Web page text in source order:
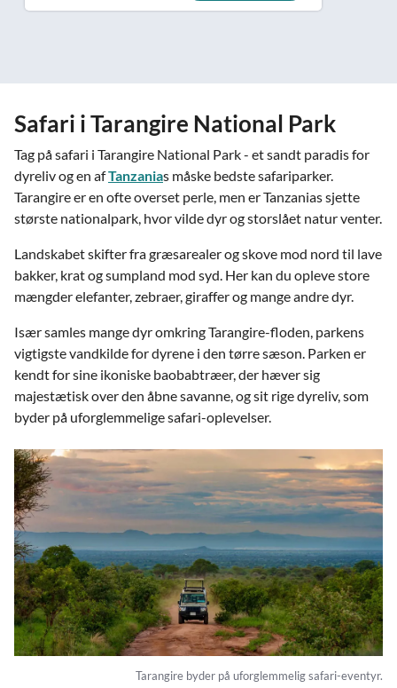
Safari i Tarangire National Park
Tag på safari i Tarangire National Park - et sandt paradis for
dyreliv og en afTanzanias måske bedste safariparker.
Tarangire er en ofte overset perle, men er Tanzanias sjette
største nationalpark, hvor vilde dyr og storslået natur venter.
Landskabet skifter fra græsarealer og skove mod nord til lave
bakker, krat og sumpland mod syd. Her kan du opleve store
mængder elefanter, zebraer, giraffer og mange andre dyr.
Især samles mange dyr omkring Tarangire-floden, parkens
vigtigste vandkilde for dyrene i den tørre sæson. Parken er
kendt for sine ikoniske baobabtræer, der hæver sig
majestætisk over den åbne savanne, og sit rige dyreliv, som
byder på uforglemmelige safari-oplevelser.
Tarangire byder på uforglemmelig safari-eventyr.